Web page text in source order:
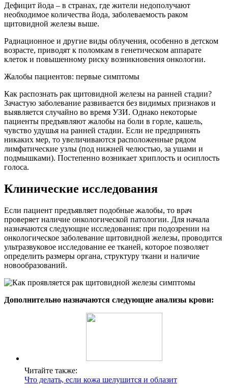
Дефицит йода – в странах, где жители недополучают
необходимое количества йода, заболеваемость раком
щитовидной железы выше.
Радиационное и другие виды облучения, особенно в детском
возрасте, приводят к поломкам в генетическом аппарате
клеток и повышенному риску возникновения онкологии.
Жалобы пациентов: первые симптомы
Как распознать рак щитовидной железы на ранней стадии?
Зачастую заболевание развивается без видимых признаков и
выявляется случайно во время УЗИ. Однако некоторые
пациенты предъявляют жалобы на боли в горле, кашель,
чувство удушья на ранней стадии. Если не предпринять
никаких мер, то увеличиваются расположенные рядом
лимфатические узлы (под нижней челюстью, за ушами и
подмышками). Постепенно возникает хриплость и осиплость
голоса.
Клинические исследования
Если пациент предъявляет подобные жалобы, то врач
проверяет наличие онкологической патологии. Для начала
назначаются следующие исследования: при подозрении на
онкологическое заболевание щитовидной железы, проводится
ультразвуковое исследование ее тканей, которое позволяет
определить размеры органа, структуру ткани и наличие
новообразований.
Дополнительно назначаются следующие анализы крови:
Читайте также:
Что делать, если кожа шелушится и облазит